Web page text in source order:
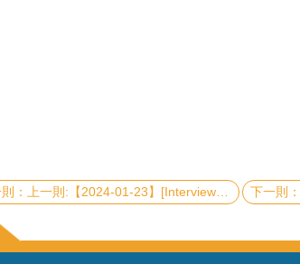
上一則:【2024-01-23】[Interview Talk] Quantum-enhanced spectroscopy using entangled photon pairs